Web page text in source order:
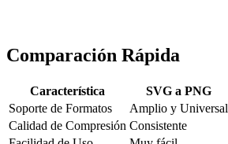
Comparación Rápida
Característica SVG a PNG
Soporte de Formatos
Amplio y Universal
Calidad de Compresión Consistente